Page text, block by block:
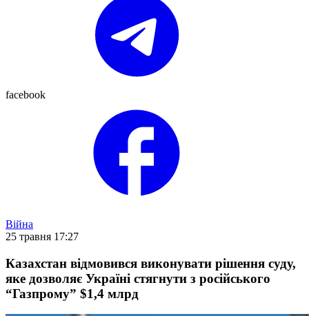
facebook
Війна
25 травня 17:27
Казахстан відмовився виконувати рішення суду,
яке дозволяє Україні стягнути з російського
“Газпрому” $1,4 млрд